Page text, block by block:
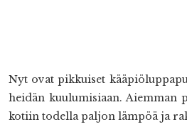
Nyt ovat pikkuiset
heidän kuulumisiaan. Aiemman
kotiin todella paljon lämpöä ja